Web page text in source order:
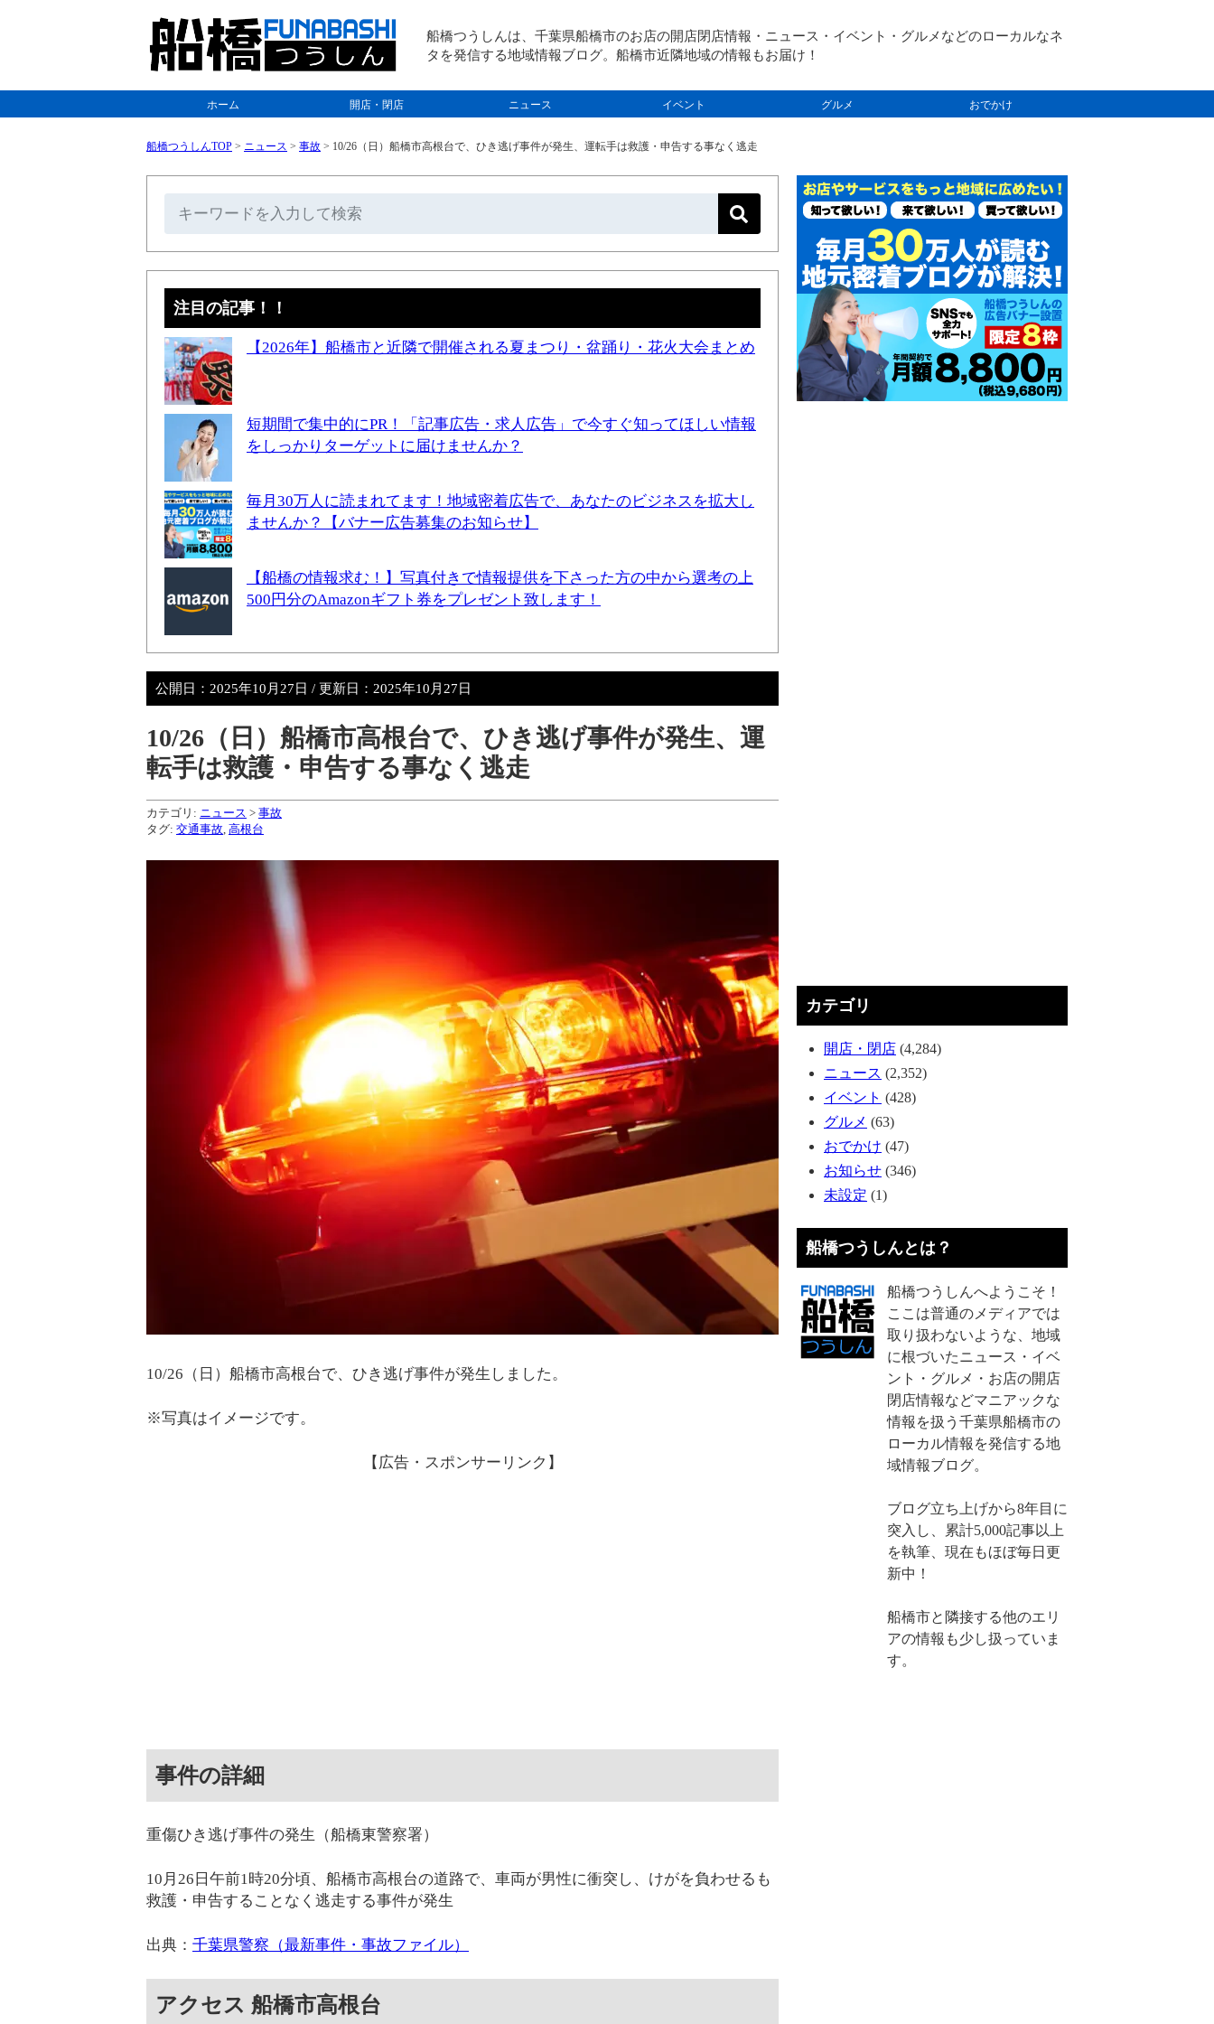
船橋つうしんは、千葉県船橋市のお店の開店閉店情報・ニュース・イベント・グルメなどのローカルなネ
タを発信する地域情報ブログ。船橋市近隣地域の情報もお届け！
ホーム 開店・閉店 ニュース イベント グルメ おでかけ
船橋つうしんTOP > ニュース > 事故 > 10/26（日）船橋市高根台で、ひき逃げ事件が発生、運転手は救護・申告する事なく逃走
注目の記事！！
【2026年】船橋市と近隣で開催される夏まつり・盆踊り・花火大会まとめ
短期間で集中的にPR！「記事広告・求人広告」で今すぐ知ってほしい情報
をしっかりターゲットに届けませんか？
毎月30万人に読まれてます！地域密着広告で、あなたのビジネスを拡大し
ませんか？【バナー広告募集のお知らせ】
【船橋の情報求む！】写真付きで情報提供を下さった方の中から選考の上
500円分のAmazonギフト券をプレゼント致します！
公開日： 2025年10月27日 / 更新日： 2025年10月27日
10/26（日）船橋市高根台で、ひき逃げ事件が発生、運
転手は救護・申告する事なく逃走
カテゴリ: ニュース > 事故
タグ: 交通事故 高根台
10/26（日）船橋市高根台で、ひき逃げ事件が発生しました。
※写真はイメージです。
【広告・スポンサーリンク】
事件の詳細
重傷ひき逃げ事件の発生（船橋東警察署）
10月26日午前1時20分頃、船橋市高根台の道路で、車両が男性に衝突し、けがを負わせるも
救護・申告することなく逃走する事件が発生
出典： 千葉県警察（最新事件・事故ファイル）
アクセス 船橋市高根台
カテゴリ
開店・閉店 (4,284)
ニュース (2,352)
イベント (428)
グルメ (63)
おでかけ (47)
お知らせ (346)
未設定 (1)
船橋つうしんとは？
船橋つうしんへようこそ！
ここは普通のメディアでは
取り扱わないような、地域
に根づいたニュース・イベ
ント・グルメ・お店の開店
閉店情報などマニアックな
情報を扱う千葉県船橋市の
ローカル情報を発信する地
域情報ブログ。
ブログ立ち上げから8年目に
突入し、累計5,000記事以上
を執筆、現在もほぼ毎日更
新中！
船橋市と隣接する他のエリ
アの情報も少し扱っていま
す。